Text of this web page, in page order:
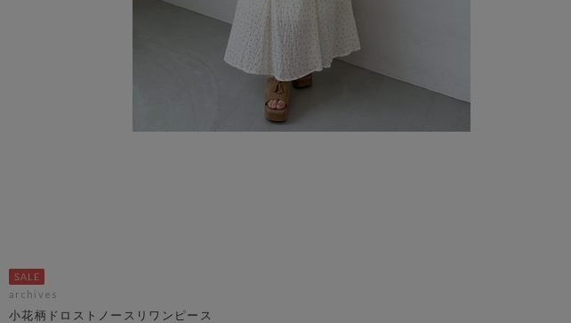
archives
小花柄ドロストノースリワンピース